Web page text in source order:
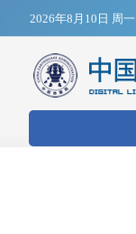
2026年8月10日 周一